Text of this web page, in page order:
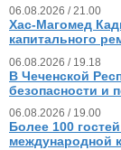
06.08.2026 / 21.00
Хас-Магомед
капитального
06.08.2026 / 19.18
В Чеченской
безопасности и
06.08.2026 / 19.00
Более 100
международной